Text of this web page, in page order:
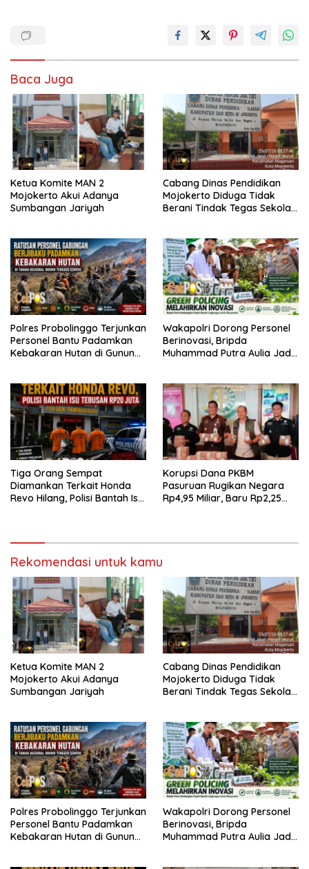
Baca Juga
Ketua Komite MAN 2
Mojokerto Akui Adanya
Sumbangan Jariyah
Cabang Dinas Pendidikan
Mojokerto Diduga Tidak
Berani Tindak Tegas Sekolah
Polres Probolinggo Terjunkan
Personel Bantu Padamkan
Kebakaran Hutan di Gunung
Wakapolri Dorong Personel
Berinovasi, Bripda
Muhammad Putra Aulia Jadi
Tiga Orang Sempat
Diamankan Terkait Honda
Revo Hilang, Polisi Bantah Isu
Korupsi Dana PKBM
Pasuruan Rugikan Negara
Rp4,95 Miliar, Baru Rp2,25
Rekomendasi untuk kamu
Ketua Komite MAN 2
Mojokerto Akui Adanya
Sumbangan Jariyah
Cabang Dinas Pendidikan
Mojokerto Diduga Tidak
Berani Tindak Tegas Sekolah
Polres Probolinggo Terjunkan
Personel Bantu Padamkan
Kebakaran Hutan di Gunung
Wakapolri Dorong Personel
Berinovasi, Bripda
Muhammad Putra Aulia Jadi